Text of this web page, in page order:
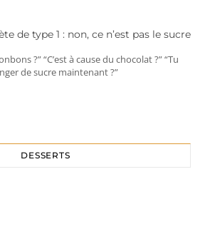
de type 1 : non, ce n’est pas le sucre
?” “C’est à cause du chocolat ?” “Tu
de sucre maintenant ?”
DESSERTS